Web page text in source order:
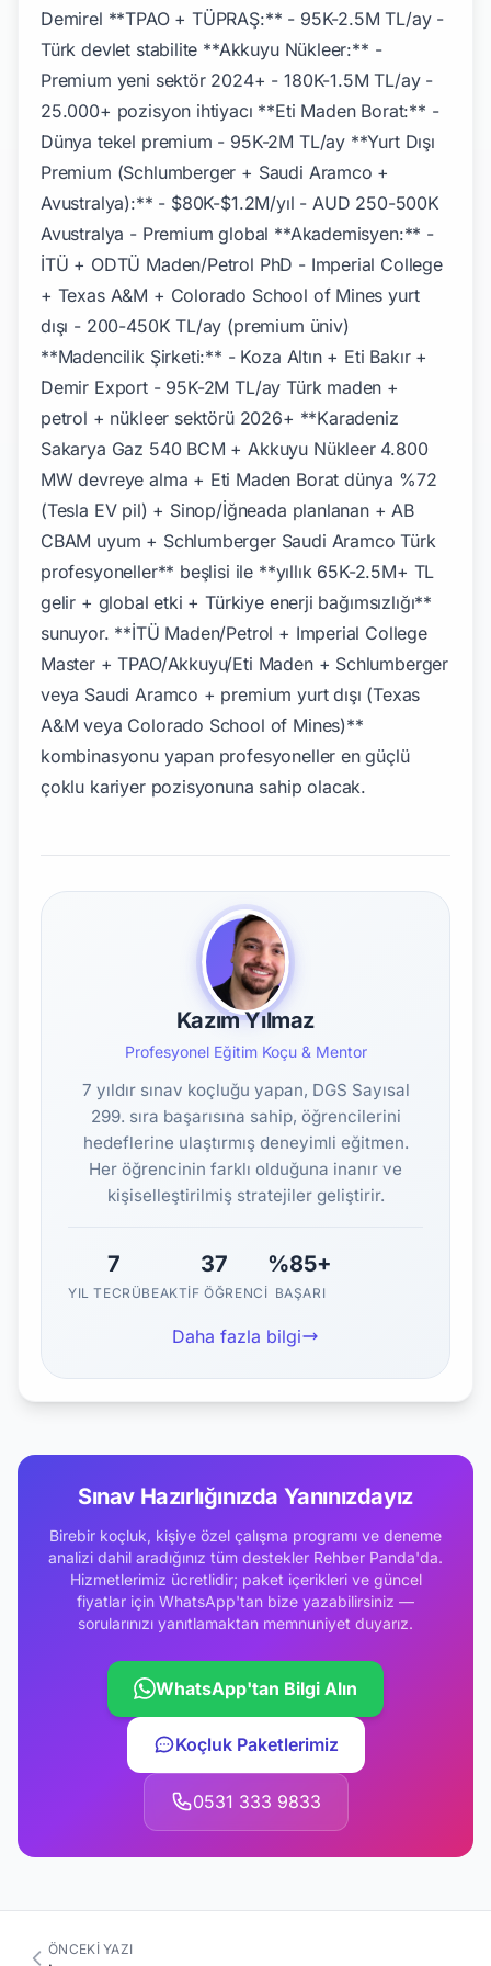
Kazım Yılmaz
Profesyonel Eğitim Koçu & Mentor
7 yıldır sınav koçluğu yapan, DGS Sayısal
299. sıra başarısına sahip, öğrencilerini
hedeflerine ulaştırmış deneyimli eğitmen.
Her öğrencinin farklı olduğuna inanır ve
kişiselleştirilmiş stratejiler geliştirir.
7
YIL TECRÜBE
37
AKTIF ÖĞRENCI
%85+
BAŞARI
Daha fazla bilgi
Sınav Hazırlığınızda Yanınızdayız
Birebir koçluk, kişiye özel çalışma programı ve deneme
analizi dahil aradığınız tüm destekler Rehber Panda'da.
Hizmetlerimiz ücretlidir; paket içerikleri ve güncel
fiyatlar için WhatsApp'tan bize yazabilirsiniz —
sorularınızı yanıtlamaktan memnuniyet duyarız.
WhatsApp'tan Bilgi Alın
Koçluk Paketlerimiz
0531 333 9833
ÖNCEKI YAZI